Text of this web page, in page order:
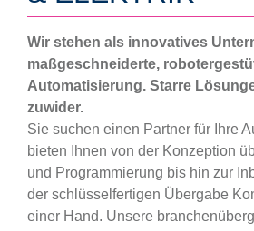
Wir stehen als innovatives
maßgeschneiderte,
Automatisierung. Starre
zuwider.
Sie suchen einen Partner für Ihre
bieten Ihnen von der Konzeption
und Programmierung bis hin zur
der schlüsselfertigen Übergabe
einer Hand. Unsere